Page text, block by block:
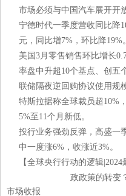
市场必须与中国汽车展开开
宁德时代一季度营收同比降
元，同比增7%，环比降19%。
美国3月零售销售环比增长
率盘中升超10个基点、创五
联储隔夜逆回购协议使用规
特斯拉据称全球裁员超10%
5%至11个月新低。
投行业务强劲反弹，高盛一
中一度涨6%，收涨近3%。
【全球央行行动的逻辑
政政策的转变
市场收报